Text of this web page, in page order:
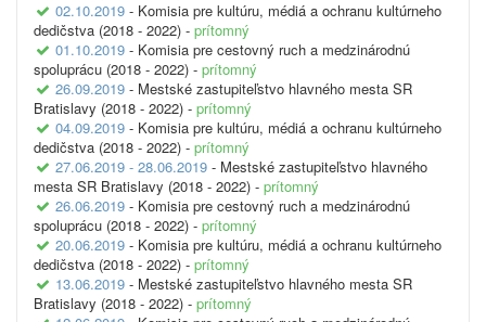
02.10.2019 - Komisia pre kultúru, médiá a ochranu kultúrneho
dedičstva (2018 - 2022) - prítomný
01.10.2019 - Komisia pre cestovný ruch a medzinárodnú
spoluprácu (2018 - 2022) - prítomný
26.09.2019 - Mestské zastupiteľstvo hlavného mesta SR
Bratislavy (2018 - 2022) - prítomný
04.09.2019 - Komisia pre kultúru, médiá a ochranu kultúrneho
dedičstva (2018 - 2022) - prítomný
27.06.2019 - 28.06.2019 - Mestské zastupiteľstvo hlavného
mesta SR Bratislavy (2018 - 2022) - prítomný
26.06.2019 - Komisia pre cestovný ruch a medzinárodnú
spoluprácu (2018 - 2022) - prítomný
20.06.2019 - Komisia pre kultúru, médiá a ochranu kultúrneho
dedičstva (2018 - 2022) - prítomný
13.06.2019 - Mestské zastupiteľstvo hlavného mesta SR
Bratislavy (2018 - 2022) - prítomný